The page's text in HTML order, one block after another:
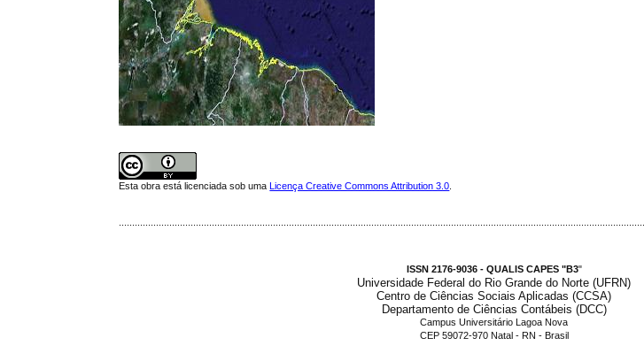
Esta obra está licenciada sob umaLicença Creative Commons Attribution 3.0
ISSN 2176-9036 - QUALIS CAPES "B3"
Universidade Federal do Rio Grande do Norte (UFRN)
Centro de Ciências Sociais Aplicadas (CCSA)
Departamento de Ciências Contábeis (DCC)
Campus Universitário Lagoa Nova
CEP 59072-970 Natal - RN - Brasil